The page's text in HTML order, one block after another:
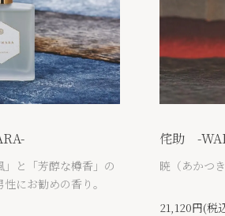
」と「芳醇な樽香」の
にお勧めの香り。
侘助 -
暁（あかつ
21,120円(税